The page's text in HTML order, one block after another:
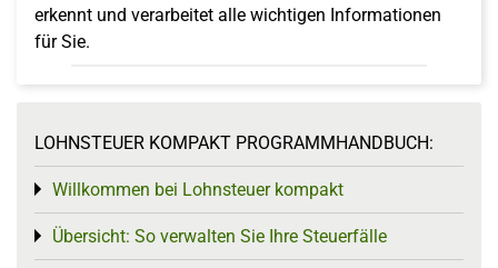
erkennt und verarbeitet alle wichtigen Informationen
für Sie.
LOHNSTEUER KOMPAKT PROGRAMMHANDBUCH:
Willkommen bei Lohnsteuer kompakt
Toggle menu
Übersicht: So verwalten Sie Ihre Steuerfälle
Toggle menu